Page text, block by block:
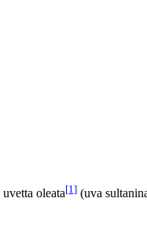
uvetta oleata[1] (uva